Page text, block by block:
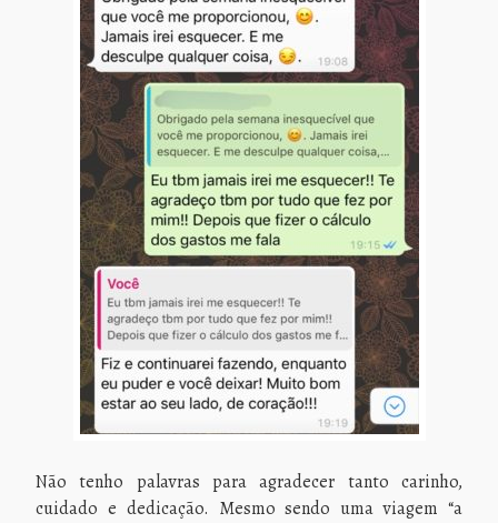
Não tenho palavras para agradecer tanto carinho,
cuidado e dedicação. Mesmo sendo uma viagem “a